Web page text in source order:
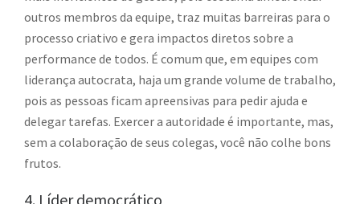
outros membros da equipe, traz muitas barreiras para o
processo criativo e gera impactos diretos sobre a
performance de todos. É comum que, em equipes com
liderança autocrata, haja um grande volume de trabalho,
pois as pessoas ficam apreensivas para pedir ajuda e
delegar tarefas. Exercer a autoridade é importante, mas,
sem a colaboração de seus colegas, você não colhe bons
frutos.
4. Líder democrático